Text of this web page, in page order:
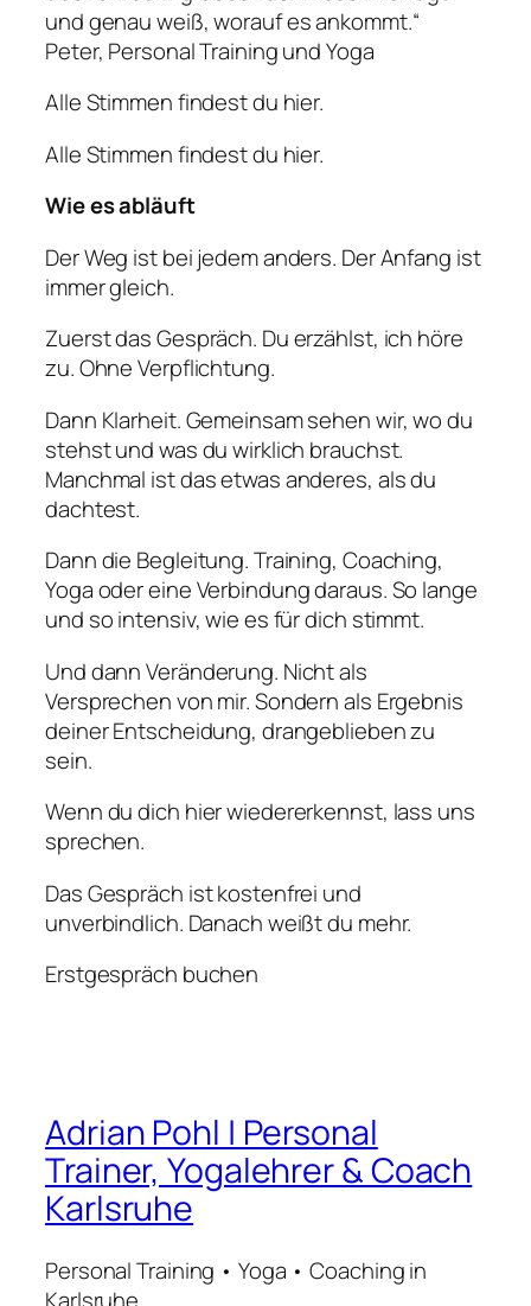
und genau weiß, worauf es ankommt.“
Peter, Personal Training und Yoga
Alle Stimmen findest du hier.
Alle Stimmen findest du hier.
Wie es abläuft
Der Weg ist bei jedem anders. Der Anfang ist
immer gleich.
Zuerst das Gespräch. Du erzählst, ich höre
zu. Ohne Verpflichtung.
Dann Klarheit. Gemeinsam sehen wir, wo du
stehst und was du wirklich brauchst.
Manchmal ist das etwas anderes, als du
dachtest.
Dann die Begleitung. Training, Coaching,
Yoga oder eine Verbindung daraus. So lange
und so intensiv, wie es für dich stimmt.
Und dann Veränderung. Nicht als
Versprechen von mir. Sondern als Ergebnis
deiner Entscheidung, drangeblieben zu
sein.
Wenn du dich hier wiedererkennst, lass uns
sprechen.
Das Gespräch ist kostenfrei und
unverbindlich. Danach weißt du mehr.
Erstgespräch buchen
Adrian Pohl | Personal
Trainer, Yogalehrer & Coach
Karlsruhe
Personal Training • Yoga • Coaching in